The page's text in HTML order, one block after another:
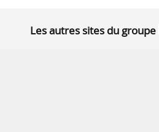
Les autres sites du groupe